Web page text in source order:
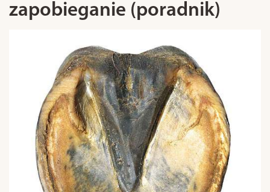
zapobieganie (poradnik)